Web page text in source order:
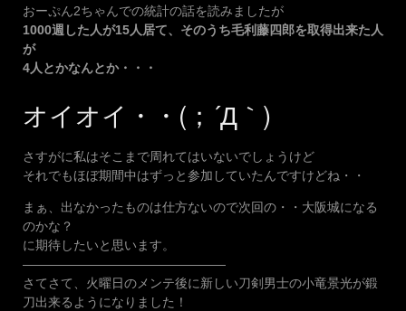
おーぷん2ちゃんでの統計の話を読みましたが
1000週した人が15人居て、そのうち毛利藤四郎を取得出来た人
が
4人とかなんとか・・・
オイオイ・・(；´Д｀)
さすがに私はそこまで周れてはいないでしょうけど
それでもほぼ期間中はずっと参加していたんですけどね・・
まぁ、出なかったものは仕方ないので次回の・・大阪城になる
のかな？
に期待したいと思います。
————————————————
さてさて、火曜日のメンテ後に新しい刀剣男士の小竜景光が鍛
刀出来るようになりました！